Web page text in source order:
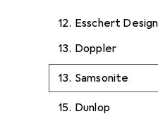
12. Esschert Design
13. Doppler
13. Samsonite
15. Dunlop